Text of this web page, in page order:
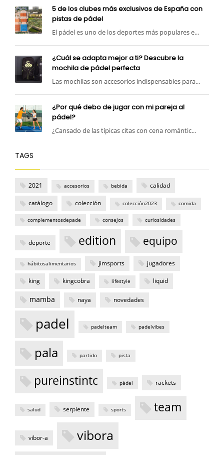
5 de los clubes más exclusivos de España con
pistas de pádel
El pádel es uno de los deportes más populares e...
¿Cuál se adapta mejor a ti? Descubre la
mochila de pádel perfecta
Las mochilas son accesorios indispensables para...
¿Por qué debo de jugar con mi pareja al
pádel?
¿Cansado de las típicas citas con cena romántic...
TAGS
2021 accesorios bebida calidad
catálogo colección colección2023 comida
complementosdepade consejos curiosidades
deporte edition equipo
hábitosalimentarios jimsports jugadores
king kingcobra lifestyle liquid
mamba naya novedades
padel padelteam padelvibes
pala partido pista
pureinstintc pádel rackets
salud serpiente sports team
vibor-a vibora